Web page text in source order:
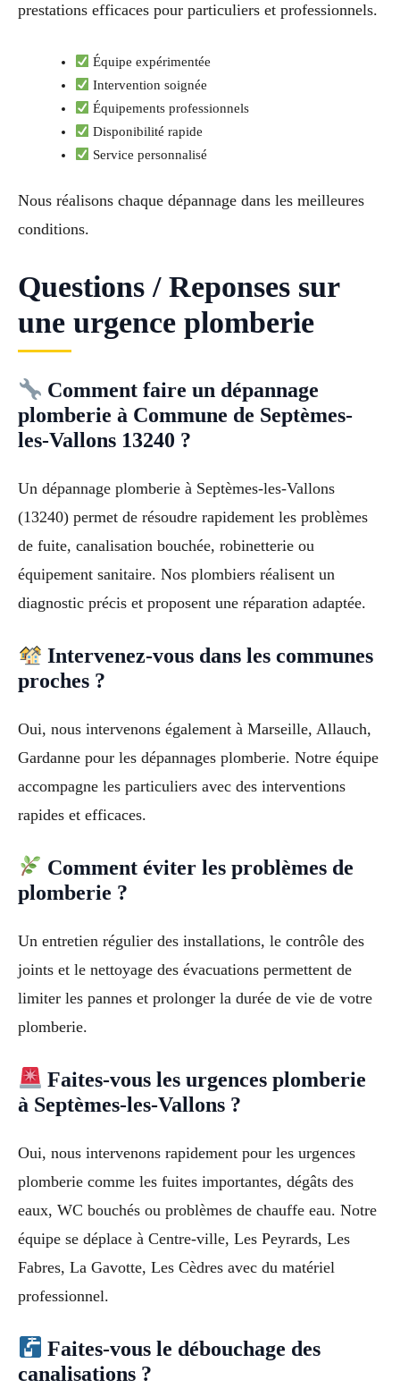
prestations efficaces pour particuliers et professionnels.
Équipe expérimentée
Intervention soignée
Équipements professionnels
Disponibilité rapide
Service personnalisé
Nous réalisons chaque dépannage dans les meilleures
conditions.
Questions / Reponses sur
une urgence plomberie
Comment faire un dépannage
plomberie à Commune de Septèmes-
les-Vallons 13240 ?
Un dépannage plomberie à Septèmes-les-Vallons
(13240) permet de résoudre rapidement les problèmes
de fuite, canalisation bouchée, robinetterie ou
équipement sanitaire. Nos plombiers réalisent un
diagnostic précis et proposent une réparation adaptée.
Intervenez-vous dans les communes
proches ?
Oui, nous intervenons également à Marseille, Allauch,
Gardanne pour les dépannages plomberie. Notre équipe
accompagne les particuliers avec des interventions
rapides et efficaces.
Comment éviter les problèmes de
plomberie ?
Un entretien régulier des installations, le contrôle des
joints et le nettoyage des évacuations permettent de
limiter les pannes et prolonger la durée de vie de votre
plomberie.
Faites-vous les urgences plomberie
à Septèmes-les-Vallons ?
Oui, nous intervenons rapidement pour les urgences
plomberie comme les fuites importantes, dégâts des
eaux, WC bouchés ou problèmes de chauffe eau. Notre
équipe se déplace à Centre-ville, Les Peyrards, Les
Fabres, La Gavotte, Les Cèdres avec du matériel
professionnel.
Faites-vous le débouchage des
canalisations ?